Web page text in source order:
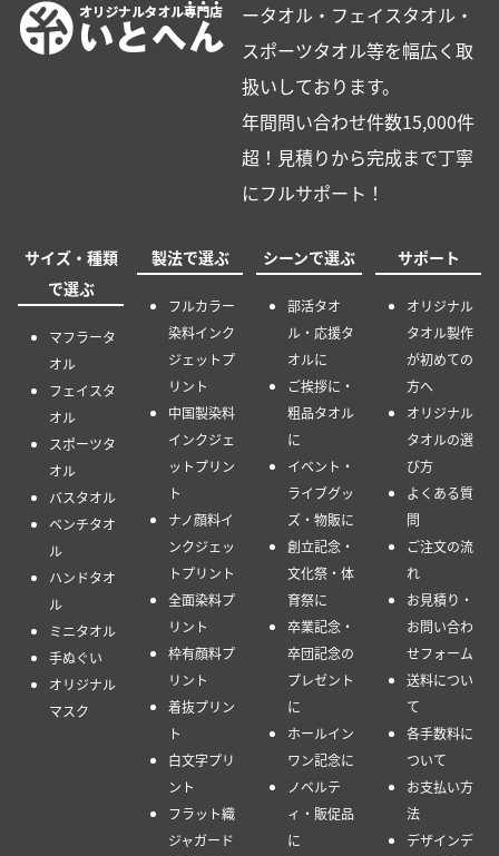
ータオル・フェイスタオル・
スポーツタオル等を幅広く取
扱いしております。
年間問い合わせ件数15,000件
超！見積りから完成まで丁寧
にフルサポート！
サイズ・種類
で選ぶ
マフラータ
オル
フェイスタ
オル
スポーツタ
オル
バスタオル
ベンチタオ
ル
ハンドタオ
ル
ミニタオル
手ぬぐい
オリジナル
マスク
製法で選ぶ
フルカラー
染料インク
ジェットプ
リント
中国製染料
インクジェ
ットプリン
ト
ナノ顔料イ
ンクジェッ
トプリント
全面染料プ
リント
枠有顔料プ
リント
着抜プリン
ト
白文字プリ
ント
フラット織
ジャガード
シーンで選ぶ
部活タオ
ル・応援タ
オルに
ご挨拶に・
粗品タオル
に
イベント・
ライブグッ
ズ・物販に
創立記念・
文化祭・体
育祭に
卒業記念・
卒団記念の
プレゼント
に
ホールイン
ワン記念に
ノベルテ
ィ・販促品
に
サポート
オリジナル
タオル製作
が初めての
方へ
オリジナル
タオルの選
び方
よくある質
問
ご注文の流
れ
お見積り・
お問い合わ
せフォーム
送料につい
て
各手数料に
ついて
お支払い方
法
デザインデ